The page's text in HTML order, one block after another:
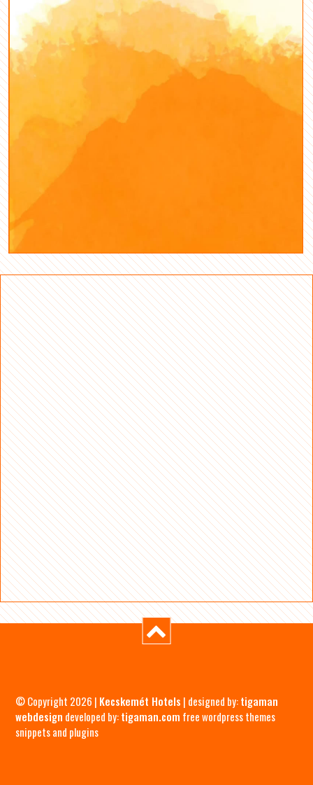
© Copyright 2026 | Kecskemét Hotels | designed by:tigaman
webdesign developed by:tigaman.com free wordpress themes
snippets and plugins